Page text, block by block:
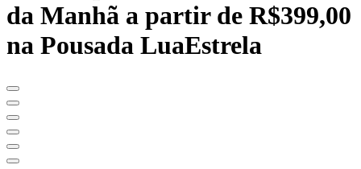
da Manhã a partir de R$399,00
na Pousada LuaEstrela